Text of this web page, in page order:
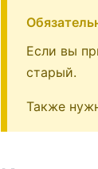
Если вы
старый.
Также